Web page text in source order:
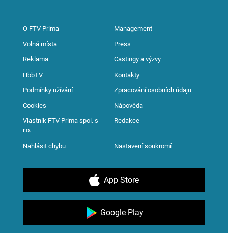
O FTV Prima Management
Volná místa Press
Reklama Castingy a výzvy
HbbTV Kontakty
Podmínky užívání Zpracování osobních údajů
Cookies Nápověda
Vlastník FTV Prima spol. s
r.o.
Redakce
Nahlásit chybu Nastavení soukromí
App Store
Google Play